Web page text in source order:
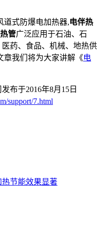
道式防爆电加热器,电伴热
管广泛应用于石油、石
药、食品、机械、地热供
章我们将为大家讲解《电
布于2016年8月15日
support/7.html
节能效果显著